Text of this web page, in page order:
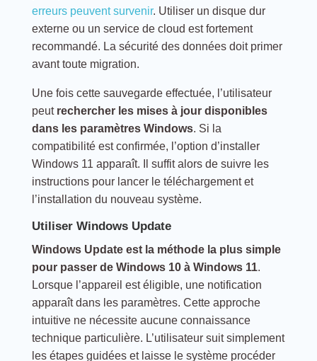
erreurs peuvent survenir. Utiliser un disque dur
externe ou un service de cloud est fortement
recommandé. La sécurité des données doit primer
avant toute migration.
Une fois cette sauvegarde effectuée, l’utilisateur
peut rechercher les mises à jour disponibles
dans les paramètres Windows. Si la
compatibilité est confirmée, l’option d’installer
Windows 11 apparaît. Il suffit alors de suivre les
instructions pour lancer le téléchargement et
l’installation du nouveau système.
Utiliser Windows Update
Windows Update est la méthode la plus simple
pour passer de Windows 10 à Windows 11.
Lorsque l’appareil est éligible, une notification
apparaît dans les paramètres. Cette approche
intuitive ne nécessite aucune connaissance
technique particulière. L’utilisateur suit simplement
les étapes guidées et laisse le système procéder